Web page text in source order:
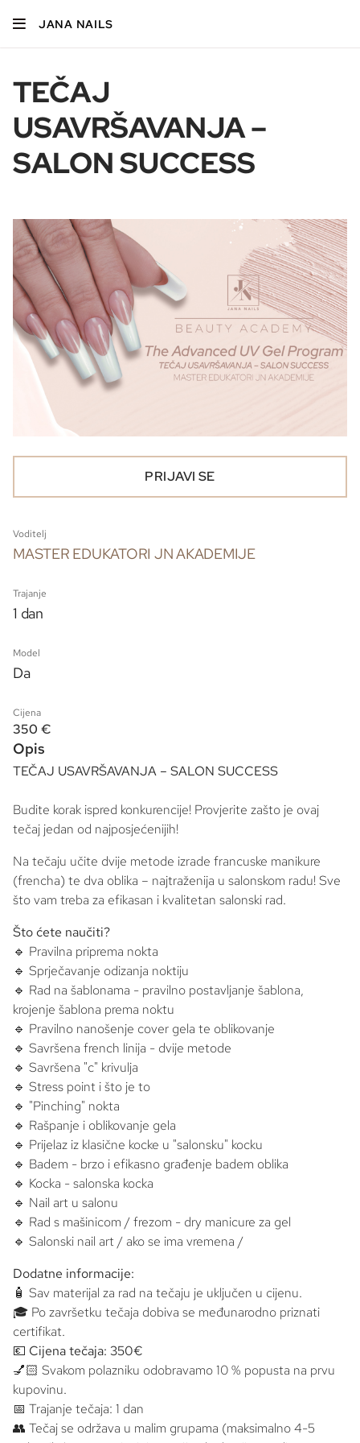
JANA NAILS
TEČAJ
USAVRŠAVANJA –
SALON SUCCESS
PRIJAVI SE
Voditelj
MASTER EDUKATORI JN AKADEMIJE
Trajanje
1 dan
Model
Da
Cijena
350 €
Opis
TEČAJ USAVRŠAVANJA – SALON SUCCESS
Budite korak ispred konkurencije! Provjerite zašto je ovaj
tečaj jedan od najposjećenijih!
Na tečaju učite dvije metode izrade francuske manikure
(frencha) te dva oblika – najtraženija u salonskom radu! Sve
što vam treba za efikasan i kvalitetan salonski rad.
Što ćete naučiti?
🔹 Pravilna priprema nokta
🔹 Sprječavanje odizanja noktiju
🔹 Rad na šablonama - pravilno postavljanje šablona,
krojenje šablona prema noktu
🔹 Pravilno nanošenje cover gela te oblikovanje
🔹 Savršena french linija - dvije metode
🔹 Savršena "c" krivulja
🔹 Stress point i što je to
🔹 "Pinching" nokta
🔹 Rašpanje i oblikovanje gela
🔹 Prijelaz iz klasične kocke u "salonsku" kocku
🔹 Badem - brzo i efikasno građenje badem oblika
🔹 Kocka - salonska kocka
🔹 Nail art u salonu
🔹 Rad s mašinicom / frezom - dry manicure za gel
🔹 Salonski nail art / ako se ima vremena /
Dodatne informacije:
🧴 Sav materijal za rad na tečaju je uključen u cijenu.
🎓 Po završetku tečaja dobiva se međunarodno priznati
certifikat.
💶 Cijena tečaja: 350€
💅🏻 Svakom polazniku odobravamo 10 % popusta na prvu
kupovinu.
📅 Trajanje tečaja: 1 dan
👥 Tečaj se održava u malim grupama (maksimalno 4-5